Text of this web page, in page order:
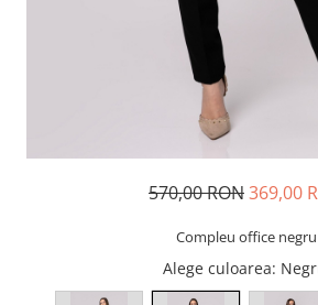
570,00 RON369,00
Compleu office negru
Alege culoarea: